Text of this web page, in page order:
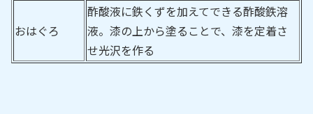
おはぐろ
酢酸液に鉄くずを加えてできる酢酸鉄溶
液。漆の上から塗ることで、漆を定着さ
せ光沢を作る